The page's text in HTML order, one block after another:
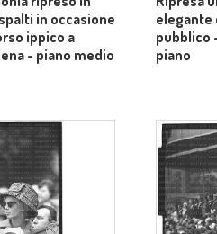
in occasione
ippico a
- piano medio
elegante
pubblico
piano